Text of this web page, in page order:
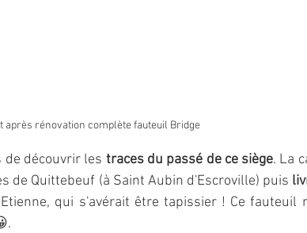
après rénovation complète fauteuil Bridge
découvrir les traces du passé de ce siège. La
de Quittebeuf (à Saint Aubin d'Escroville) puis
qui s'avérait être tapissier ! Ce fauteuil